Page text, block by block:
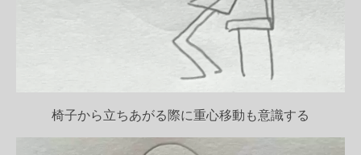
椅子から立ちあがる際に重心移動も意識する